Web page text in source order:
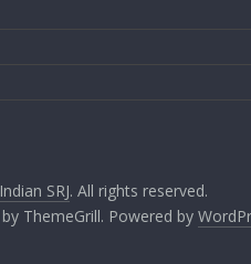
Indian SRJ. All rights reserved.
by ThemeGrill. Powered by